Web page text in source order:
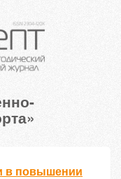
в повышении